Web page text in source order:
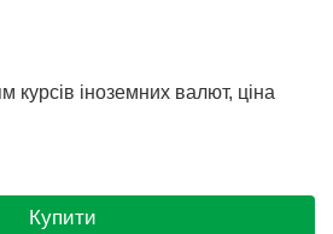
курсів іноземних валют, ціна
Купити